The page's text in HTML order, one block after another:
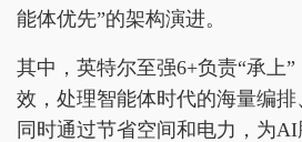
能体优先”的架构演进。
其中，英特尔至强6+负责“承上
效，处理智能体时代的海量编排
同时通过节省空间和电力，为